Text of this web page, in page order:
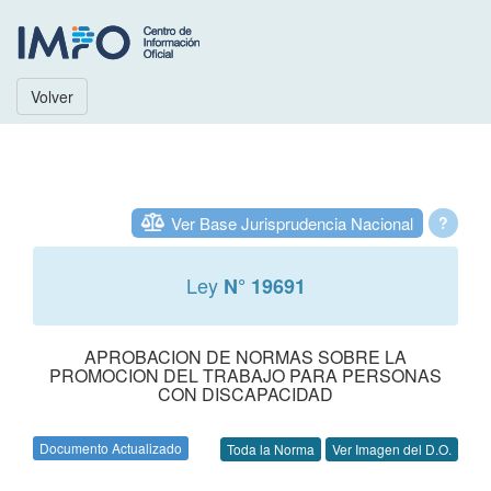
Volver
?
Ver Base Jurisprudencia Nacional
Ley N° 19691
APROBACION DE NORMAS SOBRE LA
PROMOCION DEL TRABAJO PARA PERSONAS
CON DISCAPACIDAD
Documento Actualizado Toda la Norma Ver Imagen del D.O.